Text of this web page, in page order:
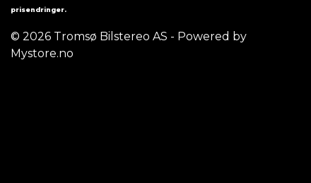
prisendringer.
© 2026 Tromsø Bilstereo AS - Powered by
Mystore.no